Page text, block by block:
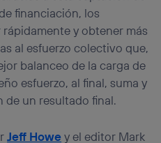
financiación, los
y obtener más
al esfuerzo colectivo que,
balanceo de la carga de
esfuerzo, al final, suma y
un resultado final.
Jeff Howey el editor Mark